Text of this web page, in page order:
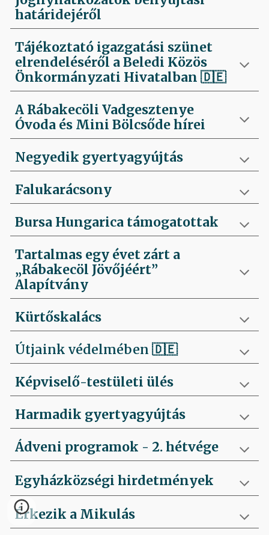
határidejéről
Tájékoztató igazgatási szünet
elrendeléséről a Beledi Közös
Önkormányzati Hivatalban🇩🇪
A Rábakecöli Vadgesztenye
Óvoda és Mini Bölcsőde hírei
Negyedik gyertyagyújtás
Falukarácsony
Bursa Hungarica támogatottak
Tartalmas egy évet zárt a
„Rábakecöl Jövőjéért”
Alapítvány
Kürtőskalács
Útjaink védelmében🇩🇪
Képviselő-testületi ülés
Harmadik gyertyagyújtás
Ádveni programok - 2. hétvége
Egyházközségi hirdetmények
Érkezik a Mikulás